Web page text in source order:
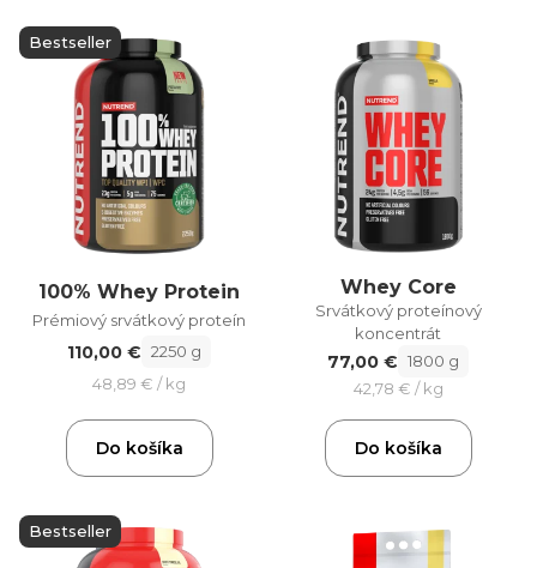
Bestseller
100% Whey Protein
Prémiový srvátkový proteín
110,00 € 2250 g
48,89 € / kg
Do košíka
Whey Core
Srvátkový proteínový
koncentrát
77,00 € 1800 g
42,78 € / kg
Do košíka
Bestseller